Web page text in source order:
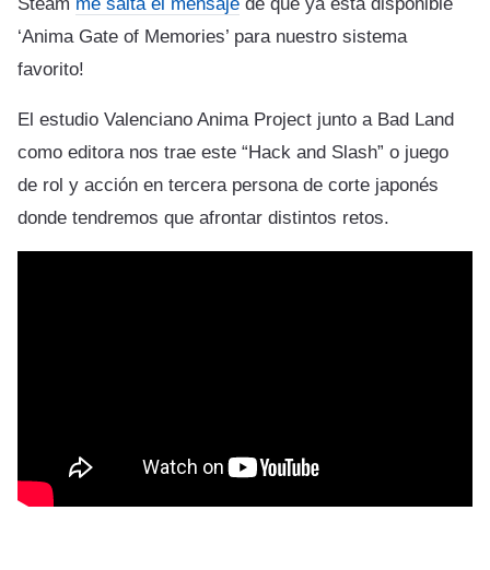
‘Anima Gate of Memories’ para nuestro sistema
favorito!
El estudio Valenciano Anima Project junto a Bad Land
como editora nos trae este “Hack and Slash” o juego
de rol y acción en tercera persona de corte japonés
donde tendremos que afrontar distintos retos.